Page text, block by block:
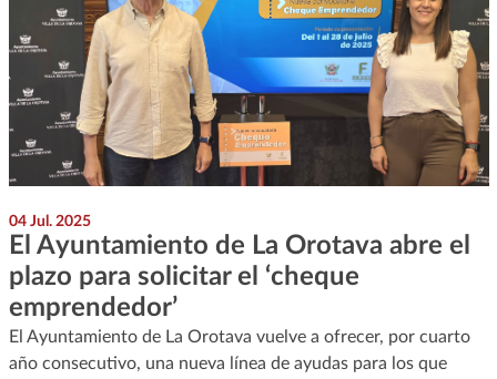
04 Jul. 2025
El Ayuntamiento de La Orotava abre el
plazo para solicitar el ‘cheque
emprendedor’
El Ayuntamiento de La Orotava vuelve a ofrecer, por cuarto
año consecutivo, una nueva línea de ayudas para los que